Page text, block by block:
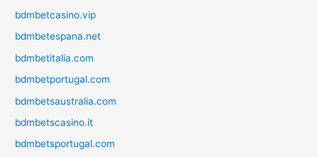
bdmbetcasino.vip
bdmbetespana.net
bdmbetitalia.com
bdmbetportugal.com
bdmbetsaustralia.com
bdmbetscasino.it
bdmbetsportugal.com